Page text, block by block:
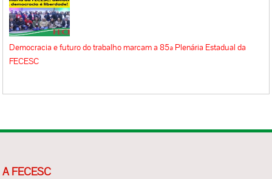
Democracia e futuro do trabalho marcam a 85ª Plenária Estadual da
FECESC
A FECESC